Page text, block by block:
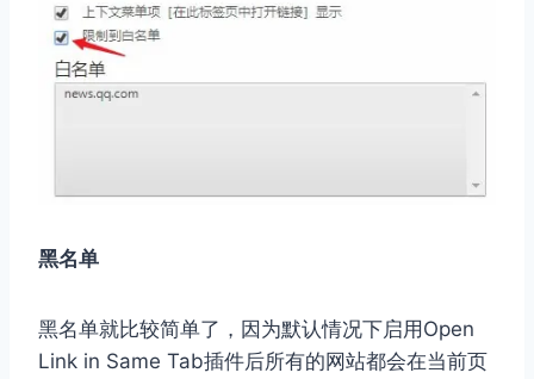
黑名单
黑名单就比较简单了，因为默认情况下启用Open
Link in Same Tab插件后所有的网站都会在当前页